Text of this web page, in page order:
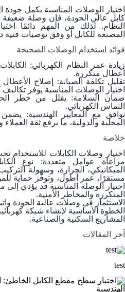
اختيار الوصلات المناسبة يكمل
كابل عالي الجودة، فإن وصلة
النظام. لذلك من المهم دائمًا
المصنعة للكابل أو وفق توصيات فنية
فوائد استخدام الوصلات الصحيحة
زيادة عمر النظام الكهربائي:
أعطال متكررة.
تقليل تكلفة الصيانة: إصلاح
اختيار الوصلات المناسبة يوفر تكاليف
ضمان السلامة: يقلل من خطر
التماس الكهربائي.
توافق مع المعايير الهندسية: يضمن
المحلية والدولية، ما يرفع ثقة
خلاصة
اختيار وصلات الكابلات
مراعاة عوامل متعددة: نوع
الميكانيكي، الحرارة، وسهولة
مستقرًا، عمر أطول، وتوفّر حماية
اختيار الوصلة المناسبة قد يؤدي
المتكررة والمخاطر الأمنية.
الاستثمار في وصلات عالية الجودة
الخطوة الأساسية لإنشاء شبكة
المشاريع السكنية والصناعية.
آخر المقالات
test